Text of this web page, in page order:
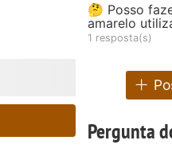
🤔 Posso
amarelo
1 resposta(s)
Pergunta